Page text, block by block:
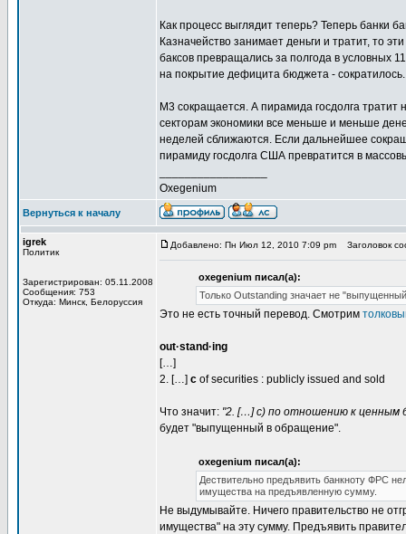
Как процесс выглядит теперь? Теперь банки
Казначейство занимает деньги и тратит, то
баксов превращались за полгода в условных
на покрытие дефицита бюджета - сократилось.
М3 сокращается. А пирамида госдолга
секторам экономики все меньше и меньше
неделей сближаются. Если дальнейшее
пирамиду госдолга США превратится в
Oxegenium
Вернуться к началу
igrek
Политик
Зарегистрирован: 05.11.2008
Сообщения: 753
Откуда: Минск, Белоруссия
Добавлено: Пн Июл 12, 2010 7:09 pm Заголовок
oxegenium писал(а):
Только Outstanding значает не
Это не есть точный перевод. Смотрим
out·stand·ing
[…]
2. […] c of securities : publicly issued and sold
Что значит: "2. […] c) по отношению к ценным
будет "выпущенный в обращение".
oxegenium писал(а):
Дествительно предъявить банкноту ФРС
имущества на предъявленную сумму.
Не выдумывайте. Ничего правительство не
имущества" на эту сумму. Предъявить